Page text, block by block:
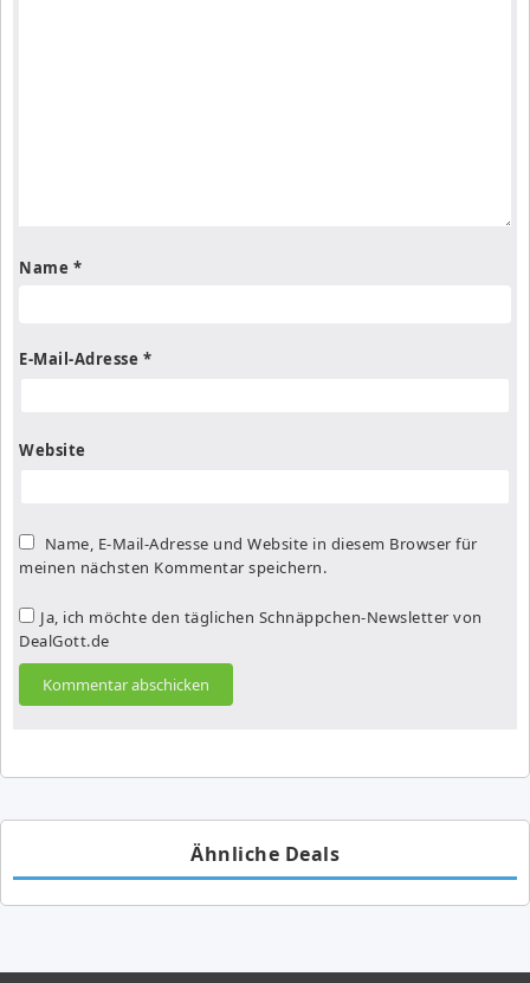
Name *
E-Mail-Adresse *
Website
Name, E-Mail-Adresse und Website in diesem Browser für
meinen nächsten Kommentar speichern.
Ja, ich möchte den täglichen Schnäppchen-Newsletter von
DealGott.de
Ähnliche Deals